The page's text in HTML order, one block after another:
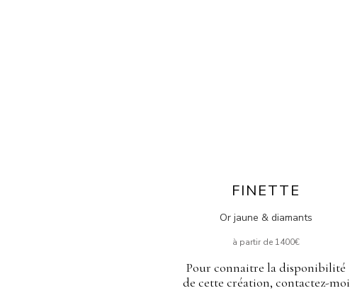
FINETTE
Or jaune & diamants
à partir de 1400€
Pour connaitre la disponibilité
de cette création, contactez-moi